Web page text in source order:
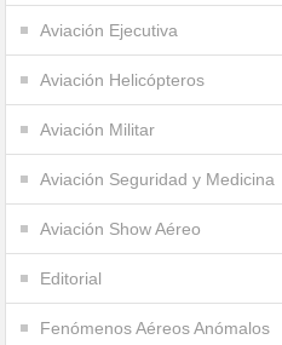
Aviación Ejecutiva
Aviación Helicópteros
Aviación Militar
Aviación Seguridad y Medicina
Aviación Show Aéreo
Editorial
Fenómenos Aéreos Anómalos